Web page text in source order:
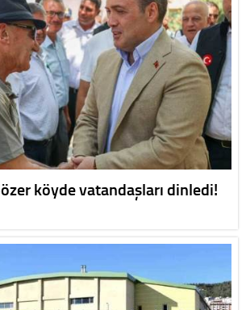
köyde vatandaşları dinledi!